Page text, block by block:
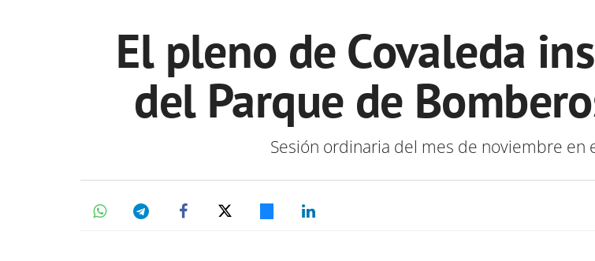
El pleno de Covaleda
del Parque de
Sesión ordinaria del mes de noviembre en